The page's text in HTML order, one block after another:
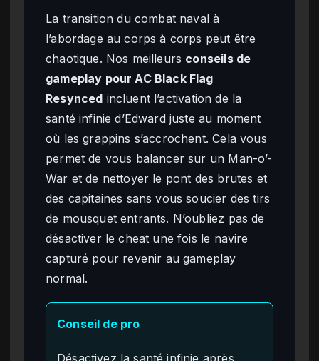
La transition du combat naval à
l’abordage au corps à corps peut être
chaotique. Nos meilleurs conseils de
gameplay pour AC Black Flag
Resynced incluent l’activation de la
santé infinie d’Edward juste au moment
où les grappins s’accrochent. Cela vous
permet de vous balancer sur un Man-o’-
War et de nettoyer le pont des brutes et
des capitaines sans vous soucier des tirs
de mousquet entrants. N’oubliez pas de
désactiver le cheat une fois le navire
capturé pour revenir au gameplay
normal.
Conseil de pro